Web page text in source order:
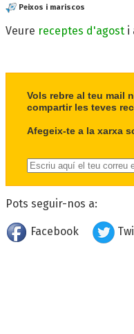
Peixos i mariscos
Veure receptes d'agost i
Vols rebre al teu mail
compartir les teves
Afegeix-te a la xarxa
Pots seguir-nos a:
Facebook